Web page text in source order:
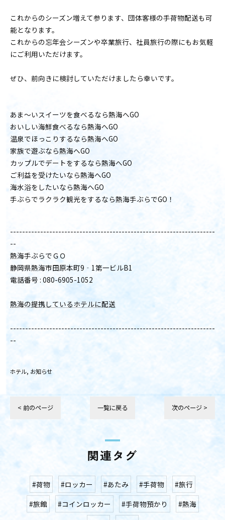
これからのシーズン増えて参ります、団体客様の手荷物配送も可
能となります。
これからの忘年会シーズンや卒業旅行、社員旅行の際にもお気軽
にご利用いただけます。
ぜひ、前向きに検討していただけましたら幸いです。
あま〜いスイーツを食べるなら熱海へGO
おいしい海鮮食べるなら熱海へGO
温泉でほっこりするなら熱海へGO
家族で遊ぶなら熱海へGO
カップルでデートをするなら熱海へGO
ご利益を受けたいなら熱海へGO
海水浴をしたいなら熱海へGO
手ぶらでラクラク観光をするなら熱海手ぶらでGO！
--------------------------------------------------------------------
--
熱海手ぶらでＧＯ
静岡県熱海市田原本町9‐1第一ビルB1
電話番号 : 080-6905-1052
熱海の提携しているホテルに配送
--------------------------------------------------------------------
--
ホテル お知らせ
< 前のページ 一覧に戻る 次のページ >
関連タグ
#荷物 #ロッカー #あたみ #手荷物
#旅行
#旅館
#コインロッカー #手荷物預かり
#熱海